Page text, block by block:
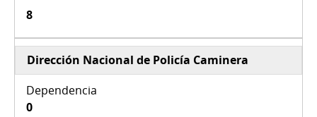
8
Dirección Nacional de Policía Caminera
0